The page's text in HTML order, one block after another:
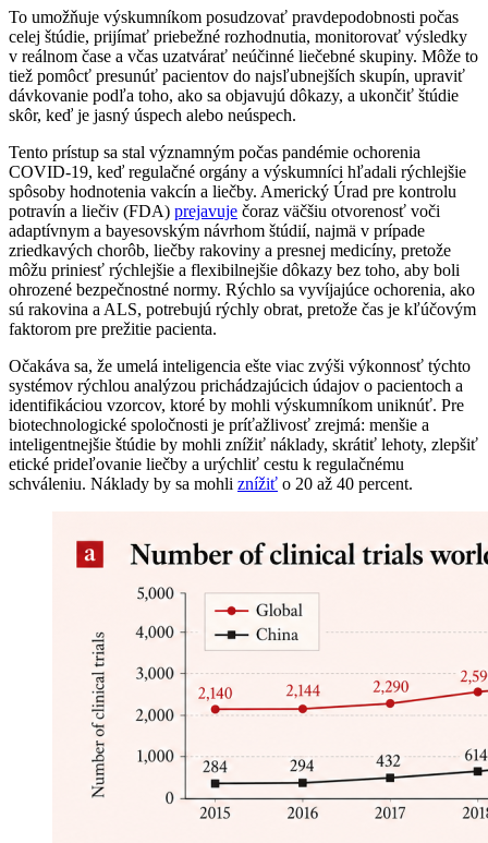
To umožňuje výskumníkom posudzovať pravdepodobnosti počas
celej štúdie, prijímať priebežné rozhodnutia, monitorovať výsledky
v reálnom čase a včas uzatvárať neúčinné liečebné skupiny. Môže to
tiež pomôcť presunúť pacientov do najsľubnejších skupín, upraviť
dávkovanie podľa toho, ako sa objavujú dôkazy, a ukončiť štúdie
skôr, keď je jasný úspech alebo neúspech.
Tento prístup sa stal významným počas pandémie ochorenia
COVID-19, keď regulačné orgány a výskumníci hľadali rýchlejšie
spôsoby hodnotenia vakcín a liečby. Americký Úrad pre kontrolu
potravín a liečiv (FDA) prejavuje čoraz väčšiu otvorenosť voči
adaptívnym a bayesovským návrhom štúdií, najmä v prípade
zriedkavých chorôb, liečby rakoviny a presnej medicíny, pretože
môžu priniesť rýchlejšie a flexibilnejšie dôkazy bez toho, aby boli
ohrozené bezpečnostné normy. Rýchlo sa vyvíjajúce ochorenia, ako
sú rakovina a ALS, potrebujú rýchly obrat, pretože čas je kľúčovým
faktorom pre prežitie pacienta.
Očakáva sa, že umelá inteligencia ešte viac zvýši výkonnosť týchto
systémov rýchlou analýzou prichádzajúcich údajov o pacientoch a
identifikáciou vzorcov, ktoré by mohli výskumníkom uniknúť. Pre
biotechnologické spoločnosti je príťažlivosť zrejmá: menšie a
inteligentnejšie štúdie by mohli znížiť náklady, skrátiť lehoty, zlepšiť
etické prideľovanie liečby a urýchliť cestu k regulačnému
schváleniu. Náklady by sa mohli znížiť o 20 až 40 percent.